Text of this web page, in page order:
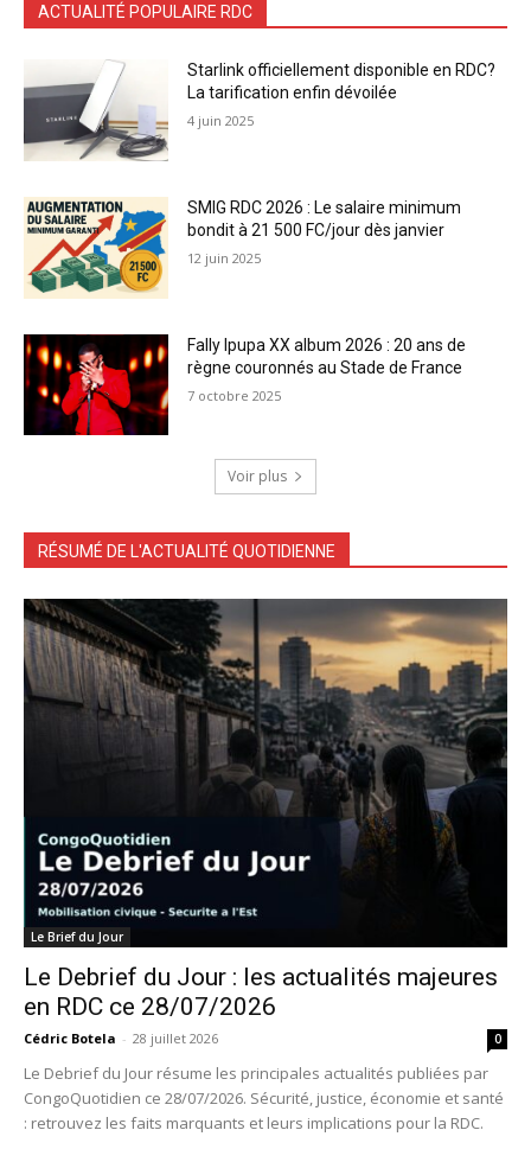
ACTUALITÉ POPULAIRE RDC
Starlink officiellement disponible en RDC?
La tarification enfin dévoilée
4 juin 2025
SMIG RDC 2026 : Le salaire minimum
bondit à 21 500 FC/jour dès janvier
12 juin 2025
Fally Ipupa XX album 2026 : 20 ans de
règne couronnés au Stade de France
7 octobre 2025
Voir plus
RÉSUMÉ DE L'ACTUALITÉ QUOTIDIENNE
Le Brief du Jour
Le Debrief du Jour : les actualités majeures
en RDC ce 28/07/2026
Cédric Botela - 28 juillet 2026 0
Le Debrief du Jour résume les principales actualités publiées par
CongoQuotidien ce 28/07/2026. Sécurité, justice, économie et santé
: retrouvez les faits marquants et leurs implications pour la RDC.